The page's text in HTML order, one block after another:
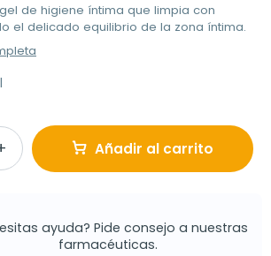
de higiene íntima que limpia con
el delicado equilibrio de la zona íntima.
Añadir al carrito
ayuda? Pide consejo a nuestras
farmacéuticas.